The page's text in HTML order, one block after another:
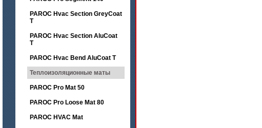
PAROC Hvac Section GreyCoat
T
PAROC Hvac Section AluCoat
T
PAROC Hvac Bend AluCoat T
Теплоизоляционные маты
PAROC Pro Mat 50
PAROC Pro Loose Mat 80
PAROC HVAC Mat